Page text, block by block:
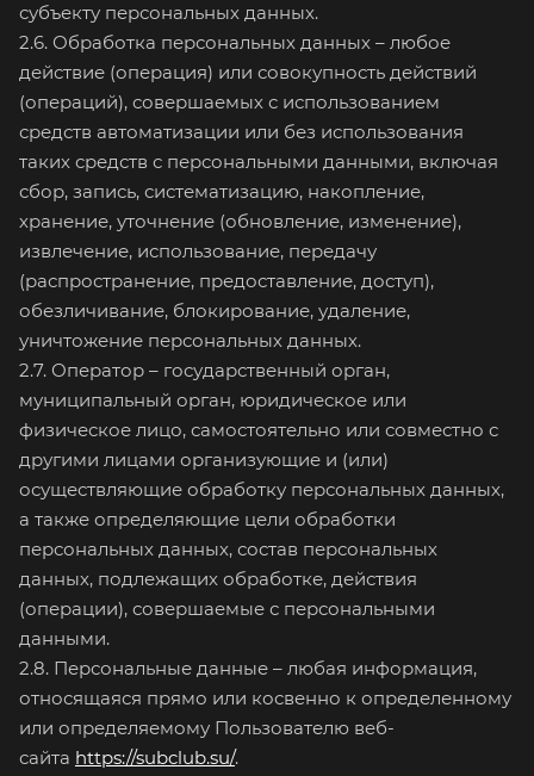
субъекту персональных данных.
2.6. Обработка персональных данных – любое
действие (операция) или совокупность действий
(операций), совершаемых с использованием
средств автоматизации или без использования
таких средств с персональными данными, включая
сбор, запись, систематизацию, накопление,
хранение, уточнение (обновление, изменение),
извлечение, использование, передачу
(распространение, предоставление, доступ),
обезличивание, блокирование, удаление,
уничтожение персональных данных.
2.7. Оператор – государственный орган,
муниципальный орган, юридическое или
физическое лицо, самостоятельно или совместно с
другими лицами организующие и (или)
осуществляющие обработку персональных данных,
а также определяющие цели обработки
персональных данных, состав персональных
данных, подлежащих обработке, действия
(операции), совершаемые с персональными
данными.
2.8. Персональные данные – любая информация,
относящаяся прямо или косвенно к определенному
или определяемому Пользователю веб-
сайта https://subclub.su/.